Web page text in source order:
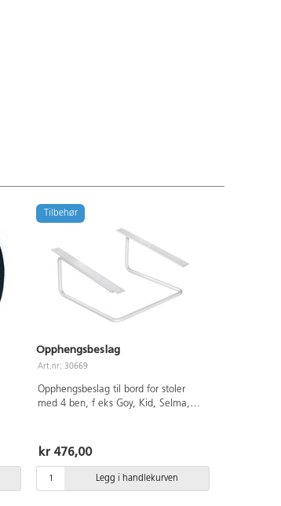
Tilbehør
Opphengsbeslag
Art.nr: 30669
Opphengsbeslag til bord for stoler
med 4 ben, f eks Goy, Kid, Selma,
bord med bordplate i akustikk
optimal laminat/linoleum.
Epoxylakkert i sølv RAL9006.
kr 476,00
Legg i handlekurven